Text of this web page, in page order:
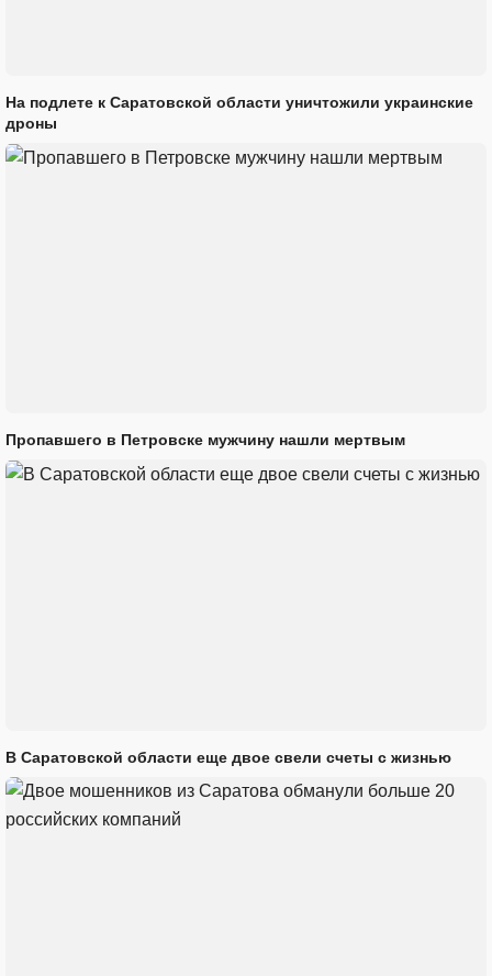
На подлете к Саратовской области уничтожили украинские
дроны
Пропавшего в Петровске мужчину нашли мертвым
В Саратовской области еще двое свели счеты с жизнью